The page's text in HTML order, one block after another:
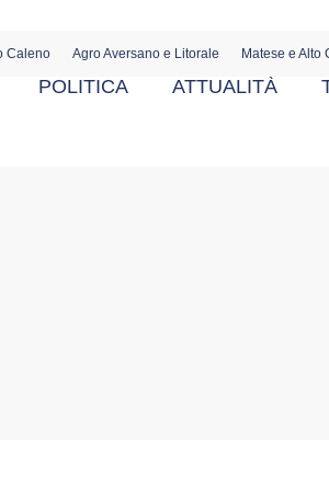
Caleno Agro Aversano e Litorale Matese e Alto
POLITICA ATTUALITÀ